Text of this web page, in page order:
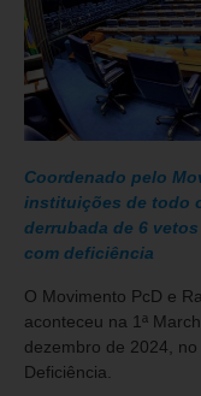
Coordenado pelo
instituições de todo
derrubada de 6
com deficiência
O Movimento PcD e
aconteceu na 1ª
dezembro de 2024,
Deficiência.